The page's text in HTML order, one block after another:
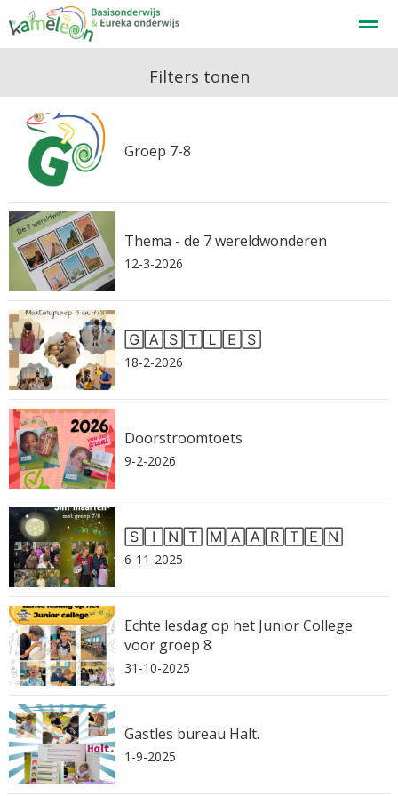
Home Zoeken
Filters tonen
Groep 7-8
Thema - de 7 wereldwonderen
12-3-2026
🄶🄰🅂🅃🄻🄴🅂
18-2-2026
Doorstroomtoets
9-2-2026
🅂🄸🄽🅃 🄼🄰🄰🅁🅃🄴🄽
6-11-2025
Echte lesdag op het Junior College
voor groep 8
31-10-2025
Gastles bureau Halt.
1-9-2025